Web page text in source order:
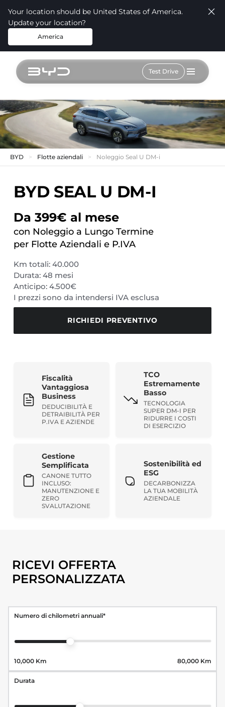
Your location should be United States of America.
Update your location?
America
Test Drive
BYD Flotte aziendali Noleggio Seal U DM-i
BYD SEAL U DM-I
Da 399€ al mese
con Noleggio a Lungo Termine
per Flotte Aziendali e P.IVA
Km totali: 40.000
Durata: 48 mesi
Anticipo: 4.500€
I prezzi sono da intendersi IVA esclusa
RICHIEDI PREVENTIVO
Strategici
del
Noleggio
Flotte
Aziendali,
Business
Fiscalità
Vantaggiosa
Business
DEDUCIBILITÀ E
DETRAIBILITÀ PER
P.IVA E AZIENDE
TCO
Estremamente
Basso
TECNOLOGIA
SUPER DM-I PER
RIDURRE I COSTI
DI ESERCIZIO
Gestione
Semplificata
CANONE TUTTO
INCLUSO:
MANUTENZIONE E
ZERO
SVALUTAZIONE
Sostenibilità ed
ESG
DECARBONIZZA
LA TUA MOBILITÀ
AZIENDALE
RICEVI OFFERTA
PERSONALIZZATA
Numero di chilometri annuali*
10,000 Km 80,000 Km
Durata